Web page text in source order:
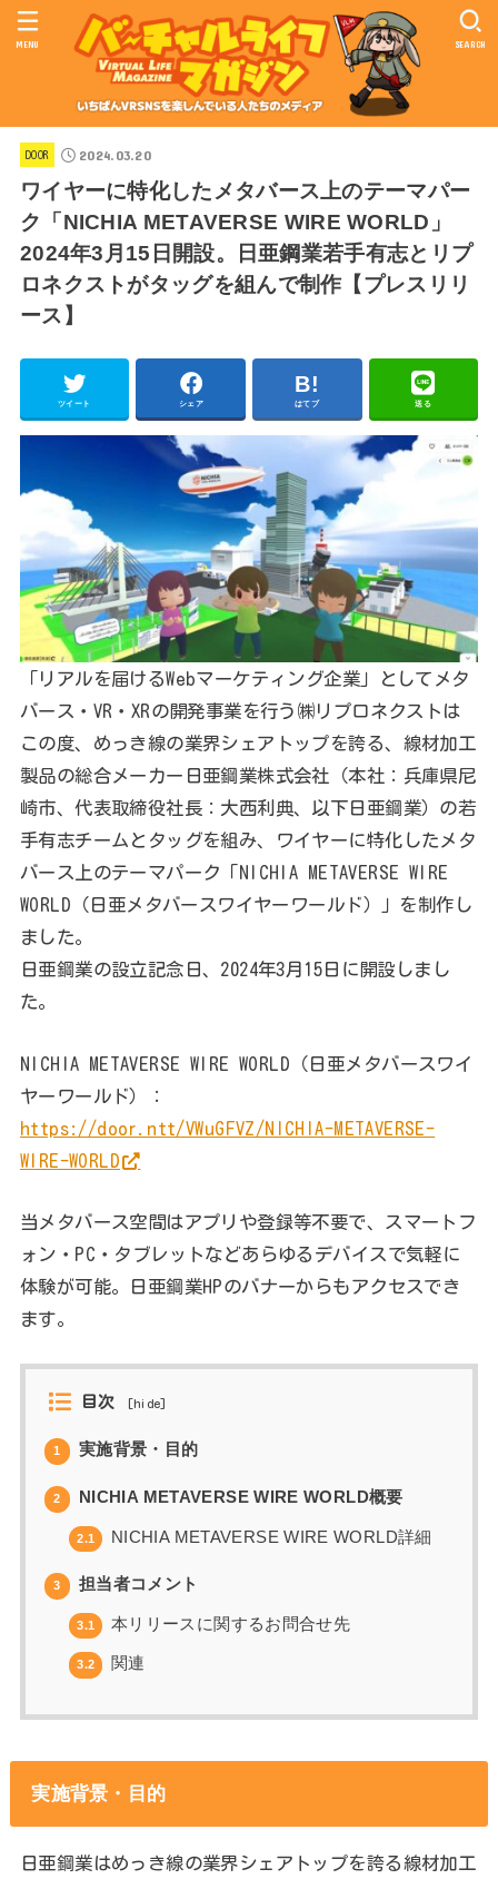
SEARCH
MENU
DOOR 2024.03.20
ワイヤーに特化したメタバース上のテーマパー
ク「NICHIA METAVERSE WIRE WORLD」
2024年3月15日開設。日亜鋼業若手有志とリプ
ロネクストがタッグを組んで制作【プレスリリ
ース】
ツイート シェア はてブ 送る
「リアルを届けるWebマーケティング企業」としてメタ
バース・VR・XRの開発事業を行う㈱リプロネクストは
この度、めっき線の業界シェアトップを誇る、線材加工
製品の総合メーカー日亜鋼業株式会社（本社：兵庫県尼
崎市、代表取締役社長：大西利典、以下日亜鋼業）の若
手有志チームとタッグを組み、ワイヤーに特化したメタ
バース上のテーマパーク「NICHIA METAVERSE WIRE
WORLD（日亜メタバースワイヤーワールド）」を制作し
ました。
日亜鋼業の設立記念日、2024年3月15日に開設しまし
た。
NICHIA METAVERSE WIRE WORLD（日亜メタバースワイ
ヤーワールド）：
https://door.ntt/VWuGFVZ/NICHIA-METAVERSE-
WIRE-WORLD
当メタバース空間はアプリや登録等不要で、スマートフ
ォン・PC・タブレットなどあらゆるデバイスで気軽に
体験が可能。日亜鋼業HPのバナーからもアクセスでき
ます。
目次 hide
1 実施背景・目的
2 NICHIA METAVERSE WIRE WORLD概要
2.1 NICHIA METAVERSE WIRE WORLD詳細
3 担当者コメント
3.1 本リリースに関するお問合せ先
3.2 関連
実施背景・目的
日亜鋼業はめっき線の業界シェアトップを誇る線材加工